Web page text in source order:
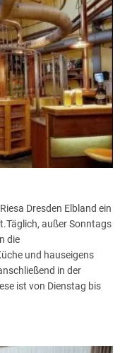
Dresden Elbland ein
außer Sonntags
die
und hauseigens
in der
ist von Dienstag bis